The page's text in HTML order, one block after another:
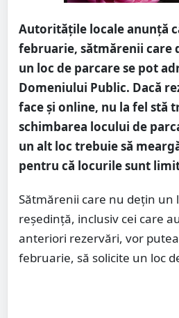
Autoritățile locale anunță
februarie, sătmărenii care
un loc de parcare se pot
Domeniului Public. Dacă
face și online, nu la fel stă
schimbarea locului de
un alt loc trebuie să
pentru că locurile sunt
Sătmărenii care nu dețin un
reședință, inclusiv cei care
anteriori rezervări, vor
februarie, să solicite un loc